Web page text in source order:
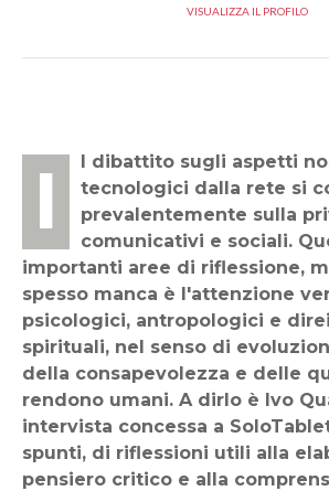
VISUALIZZA IL PROFILO
Il dibattito sugli aspetti non prettamente
tecnologici dalla rete si
prevalentemente sulla
comunicativi e sociali.
importanti aree di riflessione,
spesso manca è l'attenzione
psicologici, antropologici e
spirituali, nel senso di
della consapevolezza e delle
rendono umani. A dirlo è Ivo
intervista concessa a
spunti, di riflessioni utili alla
pensiero critico e alla